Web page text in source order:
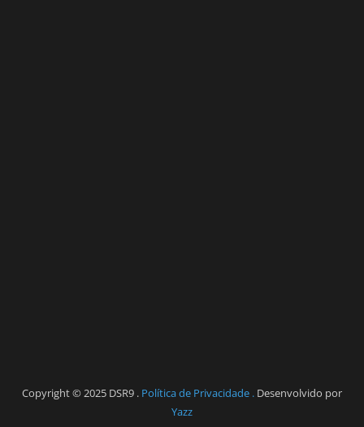
Copyright © 2025 DSR9 . Política de Privacidade . Desenvolvido por
Yazz